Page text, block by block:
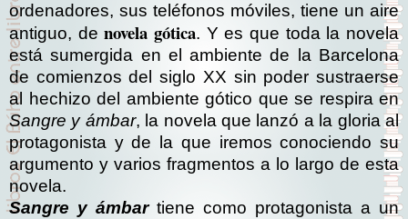
ordenadores, sus teléfonos móviles, tiene un aire
antiguo, denovela gótica. Y es que toda la novela
está sumergida en el ambiente de la Barcelona
de comienzos del siglo XX sin poder sustraerse
al hechizo del ambiente gótico que se respira en
Sangre y ámbar, la novela que lanzó a la gloria al
protagonista y de la que iremos conociendo su
argumento y varios fragmentos a lo largo de esta
novela.
Sangre y ámbartiene como protagonista a un